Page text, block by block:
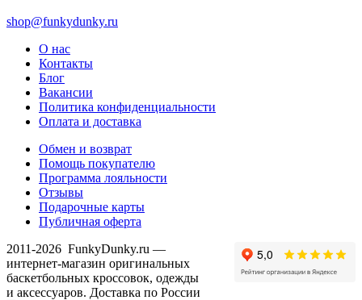
shop@funkydunky.ru
О нас
Контакты
Блог
Вакансии
Политика конфиденциальности
Оплата и доставка
Обмен и возврат
Помощь покупателю
Программа лояльности
Отзывы
Подарочные карты
Публичная оферта
2011-2026 FunkyDunky.ru —
интернет-магазин оригинальных
баскетбольных кроссовок, одежды
и аксессуаров. Доставка по России